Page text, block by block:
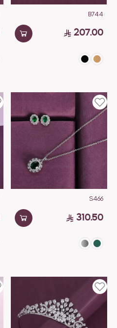
B744
207.00
S466
310.50